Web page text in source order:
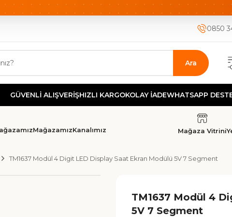
KARGO HIZLI KARGO GÜVENLİ ALIŞVERİŞ-KOLAY İADE
0850
Ara
ALIŞVERİŞHIZLI KARGO KOLAY İADEWHATSAPP DESTEK
MağazamızKanalımız Mağaza Vitrini
TM1637 Modül 4 Digit LED Display Saat Ekran Modülü 5V 7 Segment
TM1637 Modül 4
5V 7 Segment